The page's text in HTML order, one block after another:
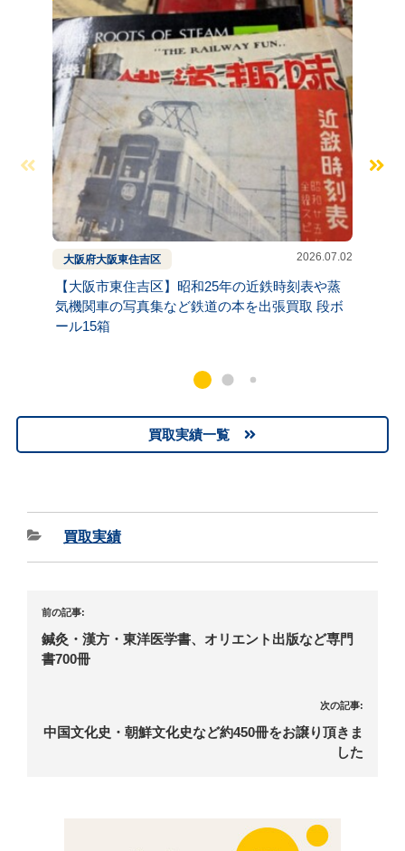
大阪府大阪東住吉区 2026.07.02
【大阪市東住吉区】昭和25年の近鉄時刻表や蒸
気機関車の写真集など鉄道の本を出張買取 段ボ
ール15箱
買取実績一覧
買取実績
前の記事:
鍼灸・漢方・東洋医学書、オリエント出版など専門
書700冊
次の記事:
中国文化史・朝鮮文化史など約450冊をお譲り頂きま
した